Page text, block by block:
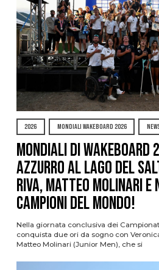
2026 MONDIALI WAKEBOARD 2026
Mondiali di
azzurro al Lago del
Riva, Matteo Molinari e
campioni del mondo!
Nella giornata conclusiva dei
conquista due ori da sogno con
Matteo Molinari (Junior Men), che si